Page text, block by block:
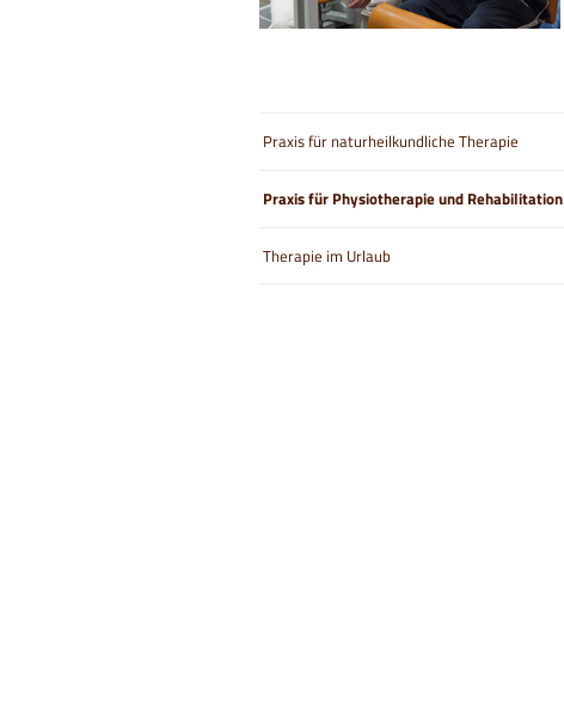
Praxis für naturheilkundliche Therapie
Praxis für Physiotherapie und Rehabilitation
Therapie im Urlaub